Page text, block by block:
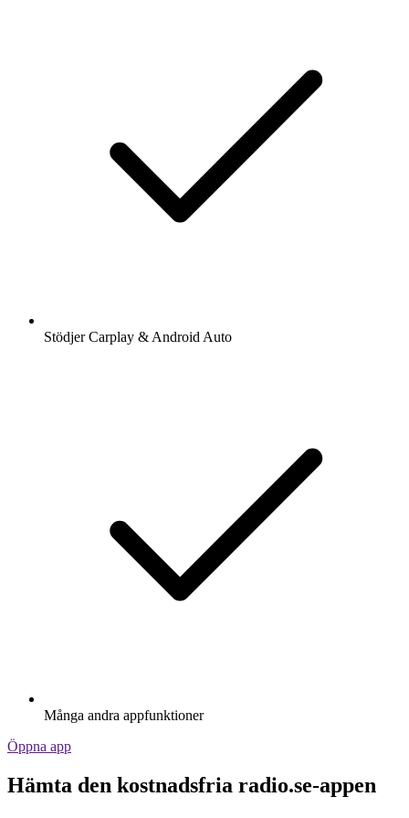
Stödjer Carplay & Android Auto
Många andra appfunktioner
Öppna app
Hämta den kostnadsfria radio.se-appen